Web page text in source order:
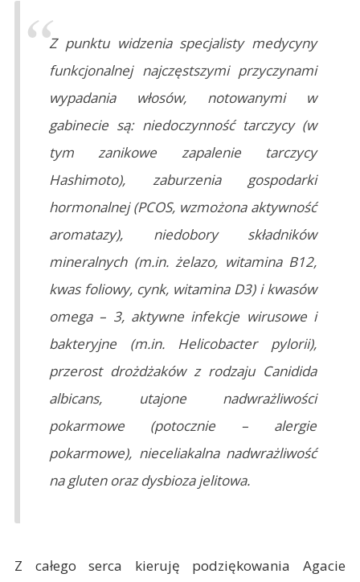
Z punktu widzenia specjalisty medycyny
funkcjonalnej najczęstszymi przyczynami
wypadania włosów, notowanymi w
gabinecie są: niedoczynność tarczycy (w
tym zanikowe zapalenie tarczycy
Hashimoto), zaburzenia gospodarki
hormonalnej (PCOS, wzmożona aktywność
aromatazy), niedobory składników
mineralnych (m.in. żelazo, witamina B12,
kwas foliowy, cynk, witamina D3) i kwasów
omega – 3, aktywne infekcje wirusowe i
bakteryjne (m.in. Helicobacter pylorii),
przerost drożdżaków z rodzaju Canidida
albicans, utajone nadwrażliwości
pokarmowe (potocznie – alergie
pokarmowe), nieceliakalna nadwrażliwość
na gluten oraz dysbioza jelitowa.
Z całego serca kieruję podziękowania Agacie